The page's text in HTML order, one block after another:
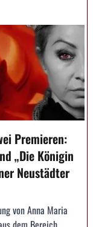
Premieren:
„Die Königin
Neustädter
von Anna Maria